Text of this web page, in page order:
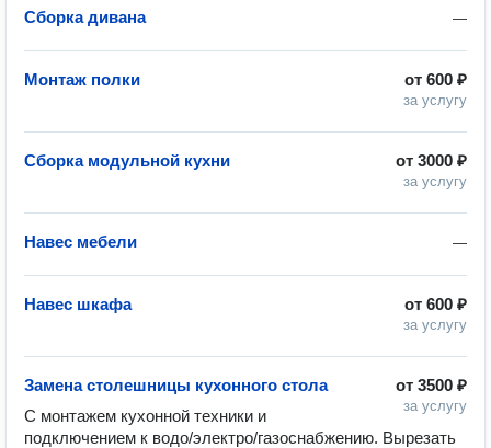
—
Сборка дивана
от 600 ₽
за услугу
Монтаж полки
от 3000 ₽
за услугу
Сборка модульной кухни
—
Навес мебели
от 600 ₽
за услугу
Навес шкафа
от 3500 ₽
за услугу
Замена столешницы кухонного стола
С монтажем кухонной техники и
подключением к водо/электро/газоснабжению. Вырезать